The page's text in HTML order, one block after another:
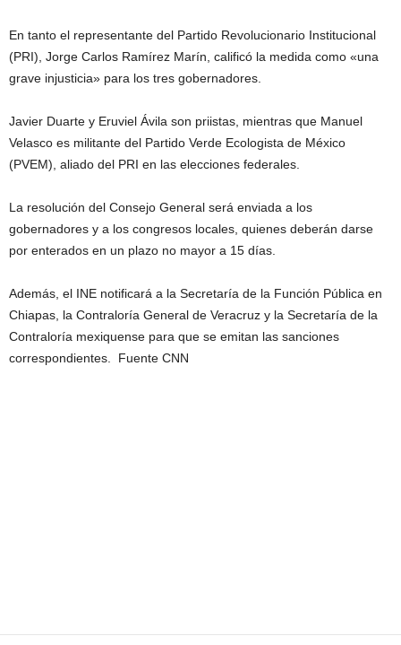
En tanto el representante del Partido Revolucionario Institucional
(PRI), Jorge Carlos Ramírez Marín, calificó la medida como «una
grave injusticia» para los tres gobernadores.
Javier Duarte y Eruviel Ávila son priistas, mientras que Manuel
Velasco es militante del Partido Verde Ecologista de México
(PVEM), aliado del PRI en las elecciones federales.
La resolución del Consejo General será enviada a los
gobernadores y a los congresos locales, quienes deberán darse
por enterados en un plazo no mayor a 15 días.
Además, el INE notificará a la Secretaría de la Función Pública en
Chiapas, la Contraloría General de Veracruz y la Secretaría de la
Contraloría mexiquense para que se emitan las sanciones
correspondientes. Fuente CNN